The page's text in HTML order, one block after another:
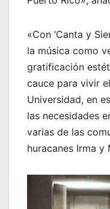
«Con ‘Canta y
la música como
gratificación
cauce para vivir
Universidad, en
las necesidades
varias de las
huracanes Irma y